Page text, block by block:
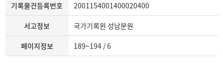
기록물건등록번호 2001154001400020400
서고정보 국가기록원 성남분원
페이지정보 189~194 / 6